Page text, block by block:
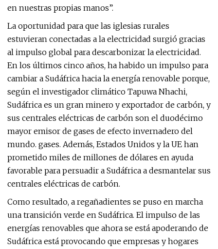
en nuestras propias manos”.
La oportunidad para que las iglesias rurales
estuvieran conectadas a la electricidad surgió gracias
al impulso global para descarbonizar la electricidad.
En los últimos cinco años, ha habido un impulso para
cambiar a Sudáfrica hacia la energía renovable porque,
según el investigador climático Tapuwa Nhachi,
Sudáfrica es un gran minero y exportador de carbón, y
sus centrales eléctricas de carbón son el duodécimo
mayor emisor de gases de efecto invernadero del
mundo. gases. Además, Estados Unidos y la UE han
prometido miles de millones de dólares en ayuda
favorable para persuadir a Sudáfrica a desmantelar sus
centrales eléctricas de carbón.
Como resultado, a regañadientes se puso en marcha
una transición verde en Sudáfrica. El impulso de las
energías renovables que ahora se está apoderando de
Sudáfrica está provocando que empresas y hogares